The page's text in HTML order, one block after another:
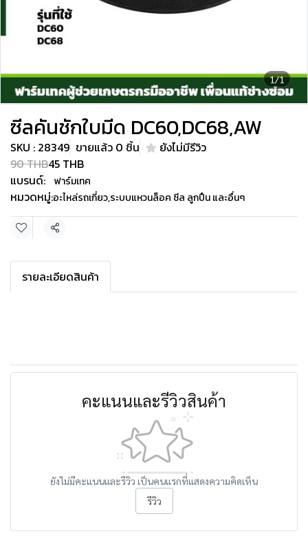
1/1
ซีลคันชักใบมีด DC60,DC68,AW
SKU : 28349 ขายแล้ว 0 ชิ้น
ยังไม่มีรีวิว
90 THB45 THB
แบรนด์:
ฟาร์มเทค
หมวดหมู่:อะไหล่รถเกี่ยว,ระบบแหวนล็อค ซีล ลูกปืน และอื่นๆ
แชร์
รายละเอียดสินค้า
คะแนนและรีวิวสินค้า
ยังไม่มีคะแนนและรีวิว เป็นคนแรกที่แสดงความคิดเห็น
รีวิว